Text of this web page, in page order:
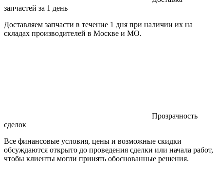
запчастей за 1 день
Доставляем запчасти в течение 1 дня при наличии их на
складах производителей в Москве и МО.
Прозрачность
сделок
Все финансовые условия, цены и возможные скидки
обсуждаются открыто до проведения сделки или начала работ,
чтобы клиенты могли принять обоснованные решения.